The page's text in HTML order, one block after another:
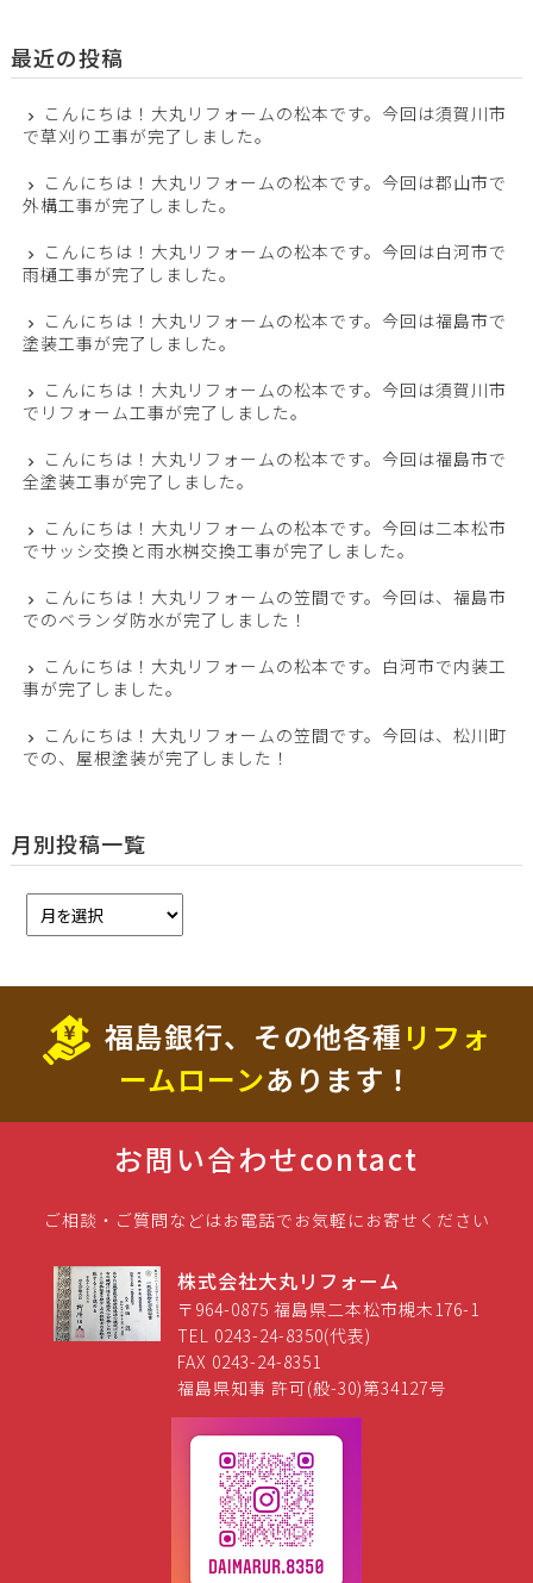
最近の投稿
こんにちは！大丸リフォームの松本です。今回は須賀川市
で草刈り工事が完了しました。
こんにちは！大丸リフォームの松本です。今回は郡山市で
外構工事が完了しました。
こんにちは！大丸リフォームの松本です。今回は白河市で
雨樋工事が完了しました。
こんにちは！大丸リフォームの松本です。今回は福島市で
塗装工事が完了しました。
こんにちは！大丸リフォームの松本です。今回は須賀川市
でリフォーム工事が完了しました。
こんにちは！大丸リフォームの松本です。今回は福島市で
全塗装工事が完了しました。
こんにちは！大丸リフォームの松本です。今回は二本松市
でサッシ交換と雨水桝交換工事が完了しました。
こんにちは！大丸リフォームの笠間です。今回は、福島市
でのベランダ防水が完了しました！
こんにちは！大丸リフォームの松本です。白河市で内装工
事が完了しました。
こんにちは！大丸リフォームの笠間です。今回は、松川町
での、屋根塗装が完了しました！
月別投稿一覧
福島銀行、その他各種 リフォ
ームローンあります！
お問い合わせcontact
ご相談・ご質問などはお電話でお気軽にお寄せください
株式会社大丸リフォーム
〒964-0875 福島県二本松市槻木176-1
TEL 0243-24-8350(代表)
FAX 0243-24-8351
福島県知事 許可(般-30)第34127号